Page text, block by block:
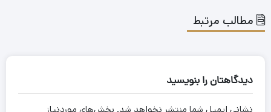
مطالب مرتبط
دیدگاهتان را بنویسید
نشانی ایمیل شما منتشر نخواهد شد. بخش‌های موردنیاز